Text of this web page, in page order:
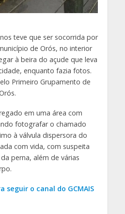
teve que ser socorrida por
de Orós, no interior
à beira do açude que leva
enquanto fazia fotos.
Primeiro Grupamento de
em uma área com
fotografar o chamado
à válvula dispersora do
com vida, com suspeita
perna, além de várias
seguir o canal do GCMAIS